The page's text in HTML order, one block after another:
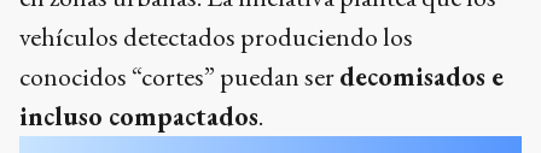
vehículos detectados produciendo los
conocidos “cortes” puedan serdecomisados e
incluso compactados.